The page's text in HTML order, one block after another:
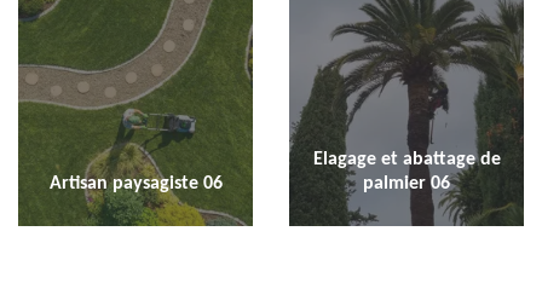
Artisan paysagiste 06
Elagage et abattage de
palmier 06